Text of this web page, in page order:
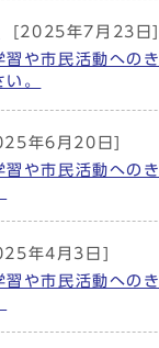
[2025年7月23日]
や市民活動への
。
年6月20日]
や市民活動への
年4月3日]
や市民活動への